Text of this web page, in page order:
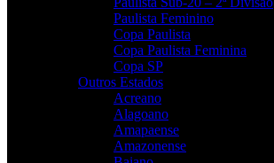
Paulista Feminino
Copa Paulista
Copa Paulista Feminina
Copa SP
Outros Estados
Acreano
Alagoano
Amapaense
Amazonense